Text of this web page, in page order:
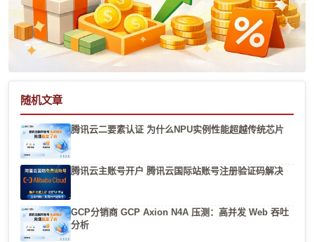
随机文章
腾讯云二要素认证 为什么NPU实例性能超越传统芯片
腾讯云主账号开户 腾讯云国际站账号注册验证码解决
GCP分销商 GCP Axion N4A 压测：高并发 Web 吞吐
分析